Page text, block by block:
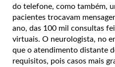
do telefone, como também,
pacientes trocavam
ano, das 100 mil consultas
virtuais. O neurologista, no
que o atendimento distante
requisitos, pois casos mais